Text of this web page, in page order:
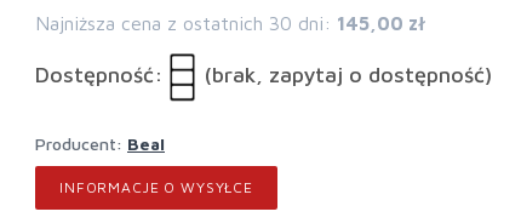
Najniższa cena z ostatnich 30 dni: 145,00 zł
Dostępność: (brak, zapytaj o dostępność)
Producent: Beal
INFORMACJE O WYSYŁCE